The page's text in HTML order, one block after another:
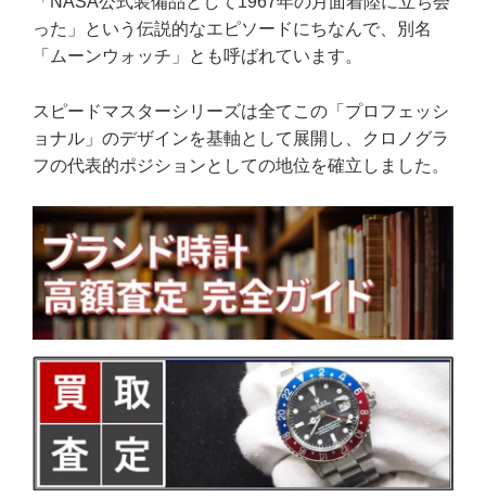
った」という伝説的なエピソードにちなんで、別名
「ムーンウォッチ」とも呼ばれています。
スピードマスターシリーズは全てこの「プロフェッシ
ョナル」のデザインを基軸として展開し、クロノグラ
フの代表的ポジションとしての地位を確立しました。